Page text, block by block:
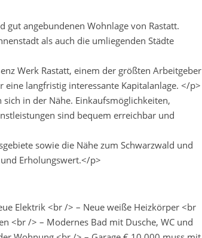
angebundenen Wohnlage von Rastatt.
als auch die umliegenden Städte
Werk Rastatt, einem der größten Arbeitgeber
langfristig interessante Kapitalanlage. </p>
in der Nähe. Einkaufsmöglichkeiten,
sind bequem erreichbar und
sowie die Nähe zum Schwarzwald und
Erholungswert.</p>
Elektrik <br /> – Neue weiße Heizkörper <br
<br /> – Modernes Bad mit Dusche, WC und